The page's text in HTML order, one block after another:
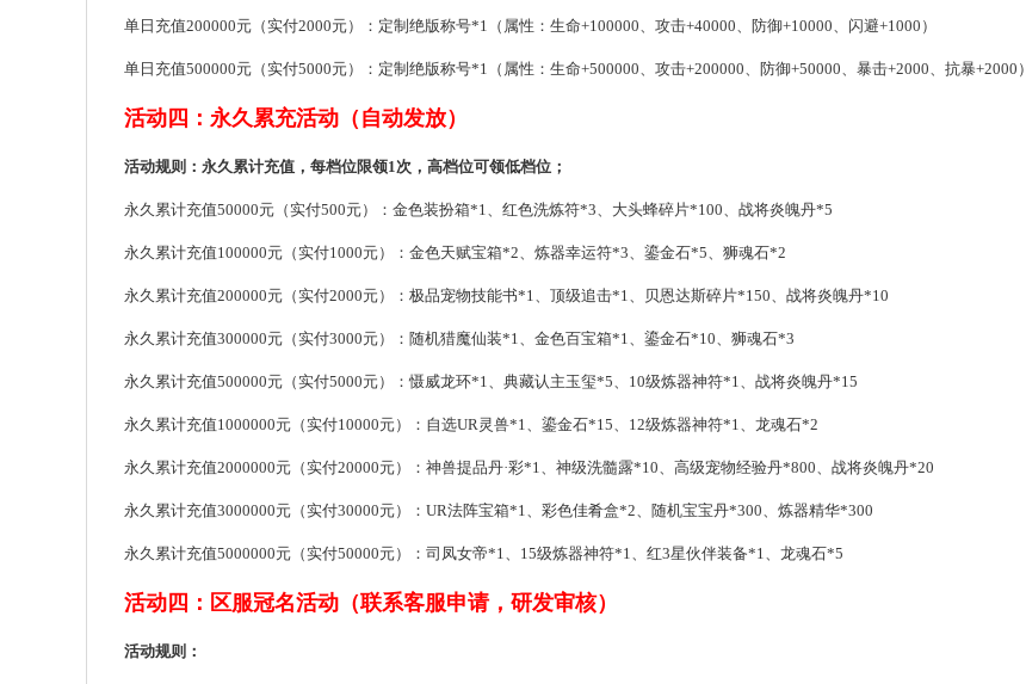
单日充值200000元（实付2000元）：定制绝版称号*1（属性：生命+100000、攻击+40000、防御+10000、闪避+1000）
单日充值500000元（实付5000元）：定制绝版称号*1（属性：生命+500000、攻击+200000、防御+50000、暴击+2000、抗暴+2000）
活动四：永久累充活动（自动发放）
活动规则：永久累计充值，每档位限领1次，高档位可领低档位；
永久累计充值50000元（实付500元）：金色装扮箱*1、红色洗炼符*3、大头蜂碎片*100、战将炎魄丹*5
永久累计充值100000元（实付1000元）：金色天赋宝箱*2、炼器幸运符*3、鎏金石*5、狮魂石*2
永久累计充值200000元（实付2000元）：极品宠物技能书*1、顶级追击*1、贝恩达斯碎片*150、战将炎魄丹*10
永久累计充值300000元（实付3000元）：随机猎魔仙装*1、金色百宝箱*1、鎏金石*10、狮魂石*3
永久累计充值500000元（实付5000元）：慑威龙环*1、典藏认主玉玺*5、10级炼器神符*1、战将炎魄丹*15
永久累计充值1000000元（实付10000元）：自选UR灵兽*1、鎏金石*15、12级炼器神符*1、龙魂石*2
永久累计充值2000000元（实付20000元）：神兽提品丹·彩*1、神级洗髓露*10、高级宠物经验丹*800、战将炎魄丹*20
永久累计充值3000000元（实付30000元）：UR法阵宝箱*1、彩色佳肴盒*2、随机宝宝丹*300、炼器精华*300
永久累计充值5000000元（实付50000元）：司凤女帝*1、15级炼器神符*1、红3星伙伴装备*1、龙魂石*5
活动四：区服冠名活动（联系客服申请，研发审核）
活动规则：